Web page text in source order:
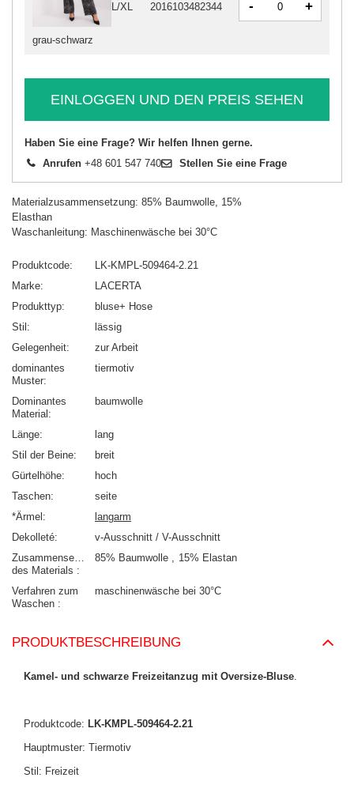
grau-schwarz
L/XL 2016103482344 - +
EINLOGGEN UND DEN PREIS SEHEN
Haben Sie eine Frage? Wir helfen Ihnen gerne.
Anrufen +48 601 547 740 Stellen Sie eine Frage
Materialzusammensetzung: 85% Baumwolle, 15%
Elasthan
Waschanleitung: Maschinenwäsche bei 30°C
Produktcode
LK-KMPL-509464-2.21
Marke
LACERTA
Produkttyp
bluse+ Hose
Stil
lässig
Gelegenheit
zur Arbeit
dominantes
Muster
tiermotiv
Dominantes
Material
baumwolle
Länge
lang
Stil der Beine
breit
Gürtelhöhe
hoch
Taschen
seite
*Ärmel
langarm
Dekolleté
v-Ausschnitt / V-Ausschnitt
Zusammensetzung
des Materials
85% Baumwolle 15% Elastan
Verfahren zum
Waschen
maschinenwäsche bei 30°C
PRODUKTBESCHREIBUNG
Kamel- und schwarze Freizeitanzug mit Oversize-Bluse.
Produktcode: LK-KMPL-509464-2.21
Hauptmuster: Tiermotiv
Stil: Freizeit